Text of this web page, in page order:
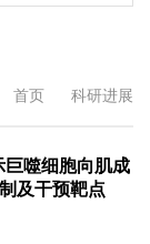
首页 科研进展
噬细胞向肌成
及干预靶点